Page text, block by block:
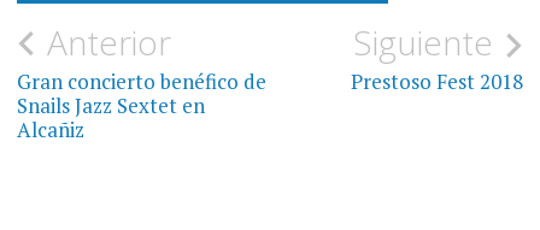
Navegación
de
entradas
Anterior
Gran concierto benéfico de
Snails Jazz Sextet en
Alcañiz
Siguiente
Prestoso Fest 2018